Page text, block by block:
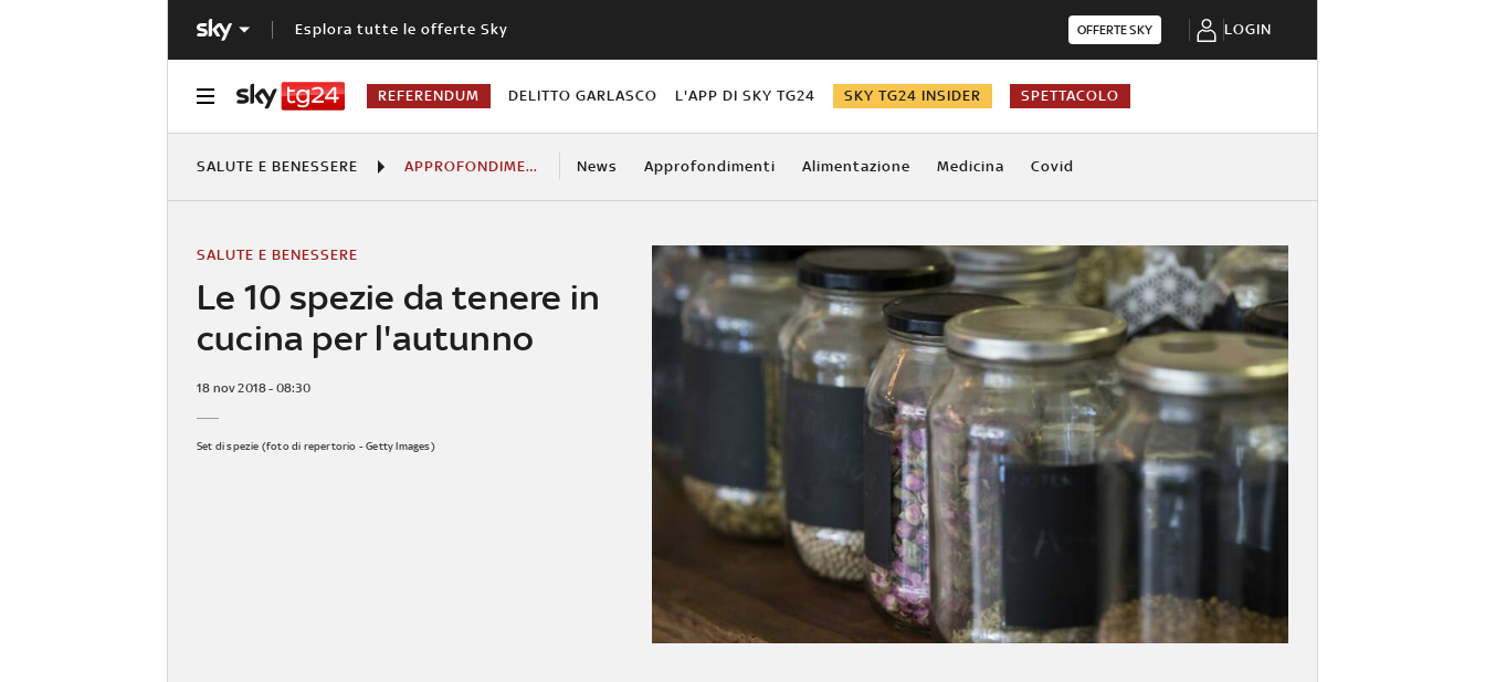
Esplora tutte le offerte Sky OFFERTE SKY LOGIN
REFERENDUM DELITTO GARLASCO L'APP DI SKY TG24 SKY TG24 INSIDER SPETTACOLO
SALUTE E BENESSERE APPROFONDIMENTI News Approfondimenti Alimentazione Medicina Covid
Le 10 spezie da tenere in
cucina per l'autunno
SALUTE E BENESSERE
18 nov 2018 - 08:30
Set di spezie (foto di repertorio - Getty Images)